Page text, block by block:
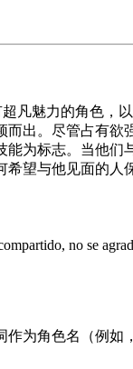
超凡魅力的角色
而出。尽管占有
能为标志。当他
望与他见面的人
no se
为角色名（例如